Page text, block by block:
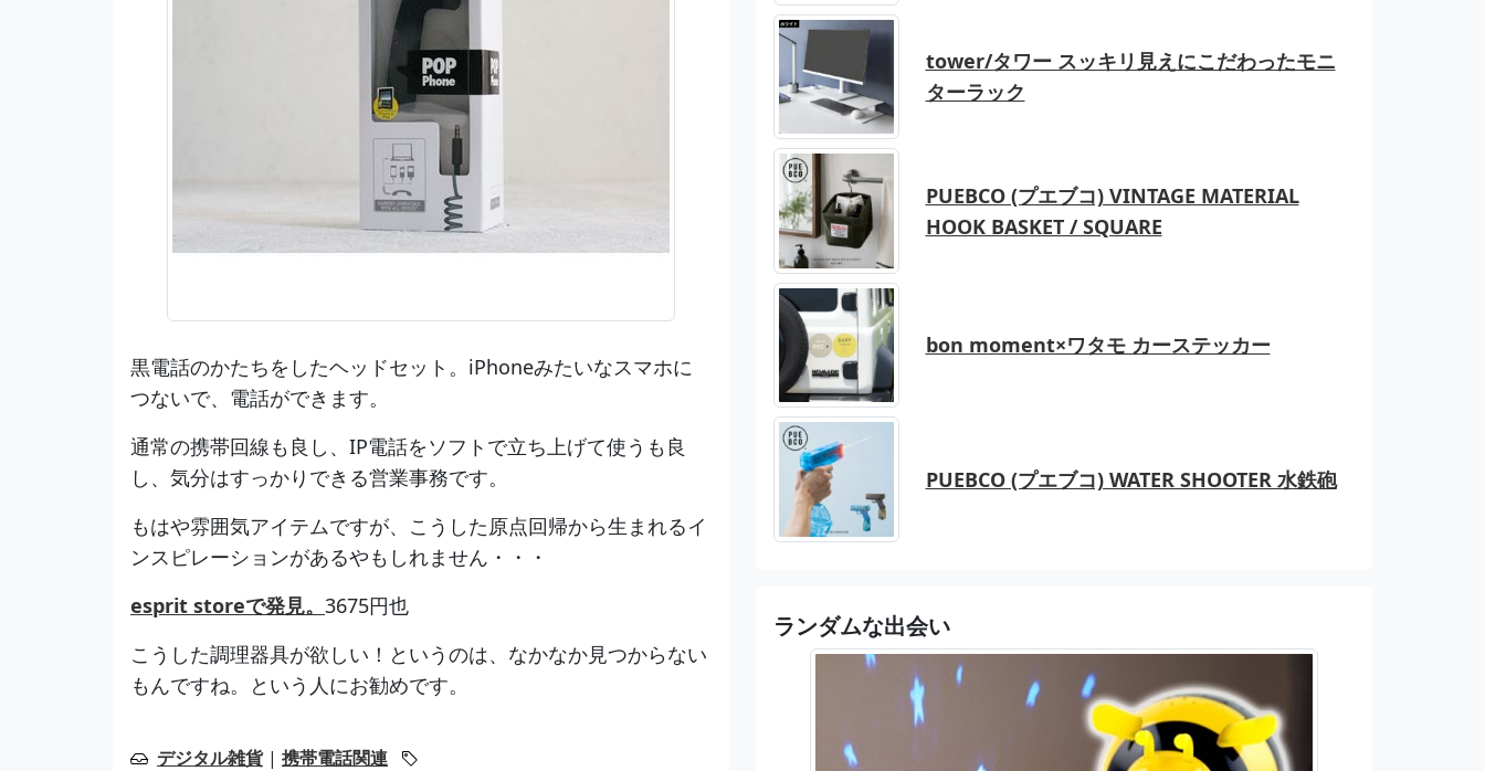
黒電話のかたちをしたヘッドセット。iPhoneみたいなスマホに
つないで、電話ができます。
通常の携帯回線も良し、IP電話をソフトで立ち上げて使うも良
し、気分はすっかりできる営業事務です。
もはや雰囲気アイテムですが、こうした原点回帰から生まれるイ
ンスピレーションがあるやもしれません・・・
esprit storeで発見。 3675円也
こうした調理器具が欲しい！というのは、なかなか見つからない
もんですね。という人にお勧めです。
デジタル雑貨| 携帯電話関連
tower/タワー スッキリ見えにこだわったモニ
ターラック
PUEBCO (プエブコ) VINTAGE MATERIAL
HOOK BASKET / SQUARE
bon moment×ワタモ カーステッカー
PUEBCO (プエブコ) WATER SHOOTER 水鉄砲
ランダムな出会い